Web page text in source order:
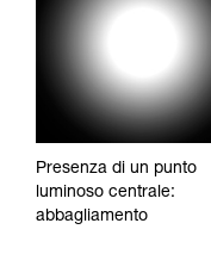
Presenza di un punto
luminoso centrale:
abbagliamento